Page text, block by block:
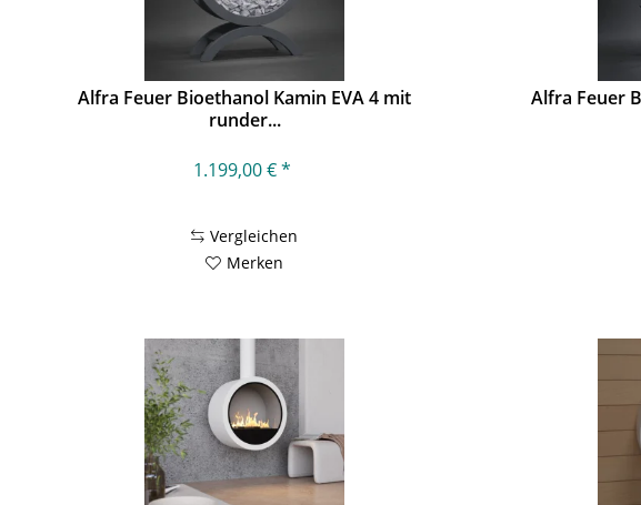
Alfra Feuer Bioethanol Kamin EVA 4 mit
runder...
1.199,00 € *
Vergleichen
Merken
Alfra Feuer